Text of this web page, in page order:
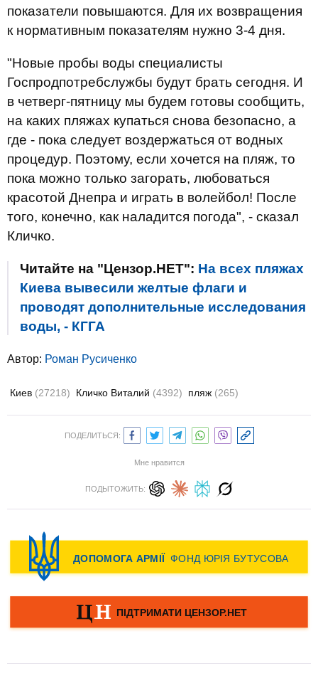
показатели повышаются. Для их возвращения
к нормативным показателям нужно 3-4 дня.
"Новые пробы воды специалисты
Госпродпотребслужбы будут брать сегодня. И
в четверг-пятницу мы будем готовы сообщить,
на каких пляжах купаться снова безопасно, а
где - пока следует воздержаться от водных
процедур. Поэтому, если хочется на пляж, то
пока можно только загорать, любоваться
красотой Днепра и играть в волейбол! После
того, конечно, как наладится погода", - сказал
Кличко.
Читайте на "Цензор.НЕТ": На всех пляжах
Киева вывесили желтые флаги и
проводят дополнительные исследования
воды, - КГГА
Автор: Роман Русиченко
Киев (27218) Кличко Виталий (4392) пляж (265)
ПОДЕЛИТЬСЯ:
Мне нравится
ПОДЫТОЖИТЬ: